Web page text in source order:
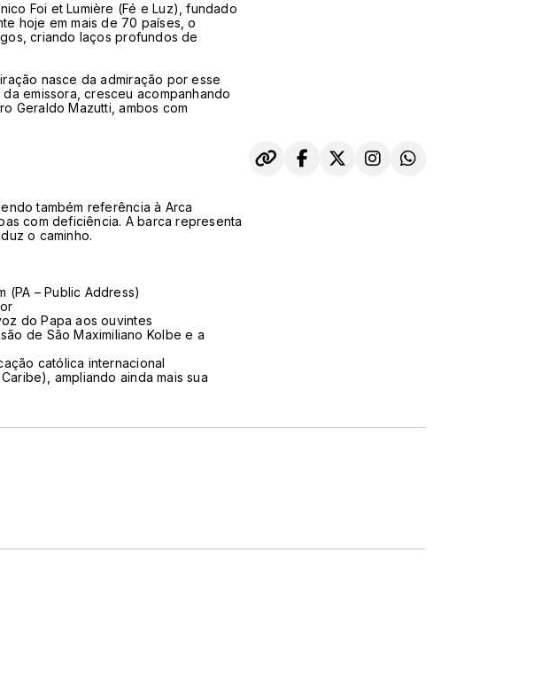
Foi et Lumière (Fé e Luz), fundado
hoje em mais de 70 países, o
criando laços profundos de
nasce da admiração por esse
emissora, cresceu acompanhando
Geraldo Mazutti, ambos com
também referência à Arca
com deficiência. A barca representa
o caminho.
(PA – Public Address)
do Papa aos ouvintes
de São Maximiliano Kolbe e a
católica internacional
ampliando ainda mais sua